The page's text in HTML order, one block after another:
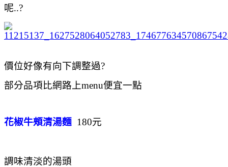
呢..?
價位好像有向下調整過?
部分品項比網路上menu便宜一點
花椒牛頰清湯麵 180元
調味清淡的湯頭